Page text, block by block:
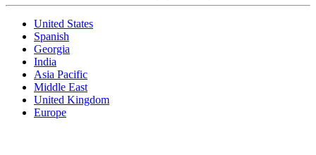
United States
Spanish
Georgia
India
Asia Pacific
Middle East
United Kingdom
Europe